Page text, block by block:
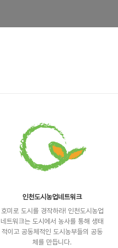
인천도시농업네트워크
호미로 도시를 경작하라! 인천도시농업
네트워크는 도시에서 농사를 통해 생태
적이고 공동체적인 도시농부들의 공동
체를 만듭니다.